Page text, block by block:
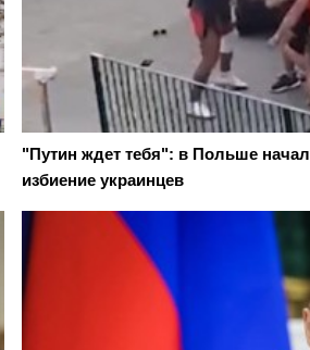
"Путин ждет тебя": в Польше
избиение украинцев